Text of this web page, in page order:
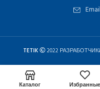
TETIK 2022
Каталог Избранные